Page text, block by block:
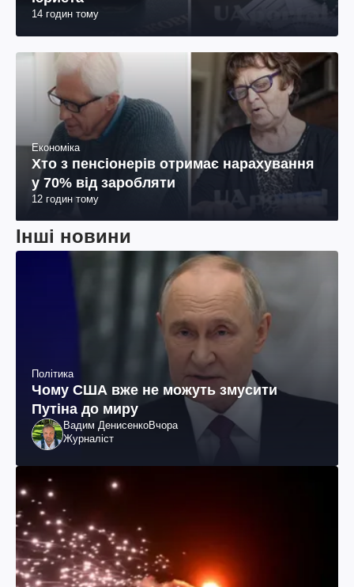
14 годин тому
Економіка
Хто з пенсіонерів отримає нарахування
у 70% від заробляти
12 годин тому
Інші новини
Політика
Чому США вже не можуть змусити
Путіна до миру
Вадим ДенисенкоВчора
Журналіст